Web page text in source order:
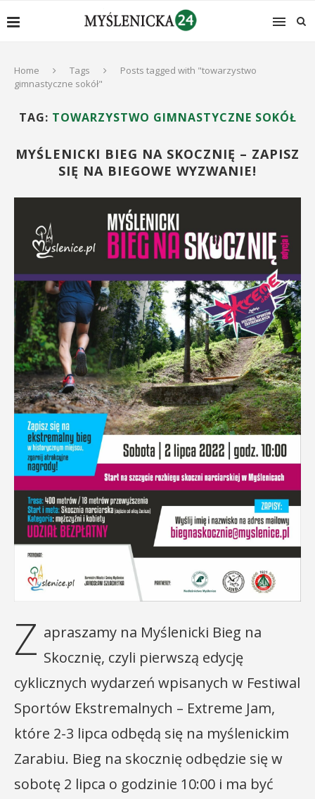
Home Tags
Posts tagged with "towarzystwo
gimnastyczne sokół"
TAG: TOWARZYSTWO GIMNASTYCZNE SOKÓŁ
MYŚLENICKI BIEG NA SKOCZNIĘ – ZAPISZ
SIĘ NA BIEGOWE WYZWANIE!
Z apraszamy na Myślenicki Bieg na
Skocznię, czyli pierwszą edycję
cyklicznych wydarzeń wpisanych w Festiwal
Sportów Ekstremalnych – Extreme Jam,
które 2-3 lipca odbędą się na myślenickim
Zarabiu. Bieg na skocznię odbędzie się w
sobotę 2 lipca o godzinie 10:00 i ma być